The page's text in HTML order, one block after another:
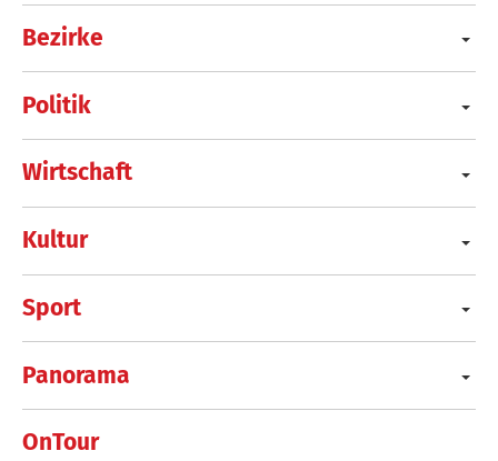
Bezirke
Politik
Wirtschaft
Kultur
Sport
Panorama
OnTour